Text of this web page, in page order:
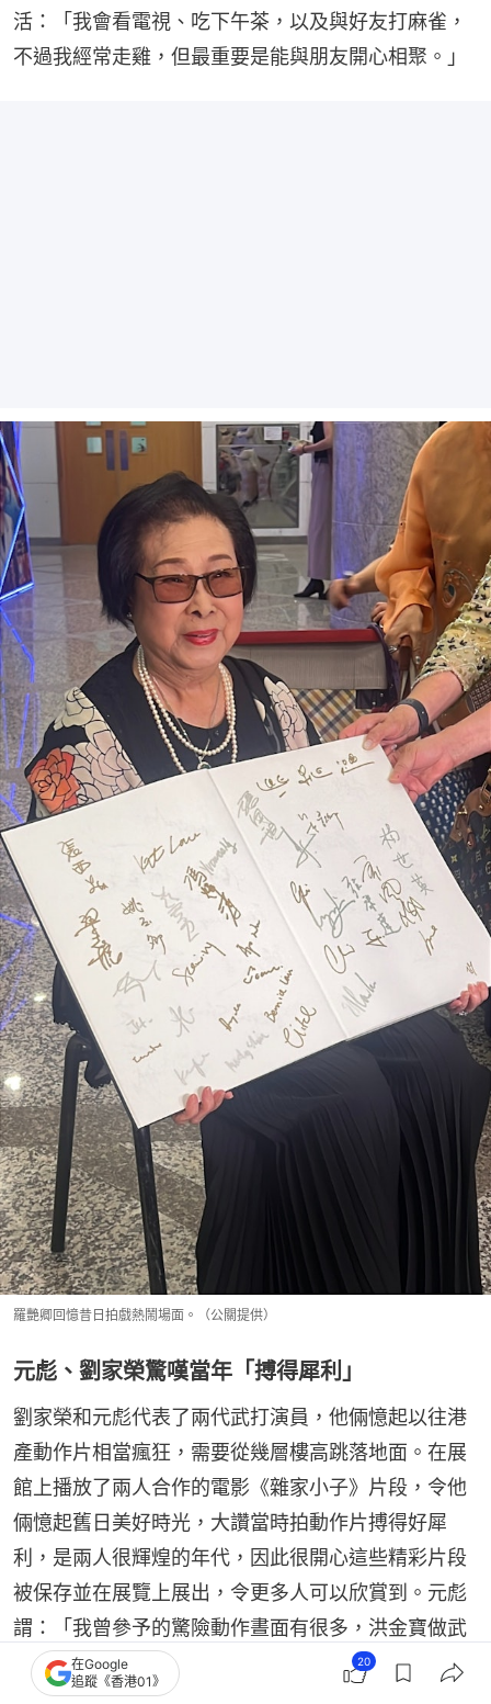
活：「我會看電視、吃下午茶，以及與好友打麻雀，
不過我經常走雞，但最重要是能與朋友開心相聚。」
羅艷卿回憶昔日拍戲熱鬧場面。（公關提供）
元彪、劉家榮驚嘆當年「搏得犀利」
劉家榮和元彪代表了兩代武打演員，他倆憶起以往港
產動作片相當瘋狂，需要從幾層樓高跳落地面。在展
館上播放了兩人合作的電影《雜家小子》片段，令他
倆憶起舊日美好時光，大讚當時拍動作片搏得好犀
利，是兩人很輝煌的年代，因此很開心這些精彩片段
被保存並在展覽上展出，令更多人可以欣賞到。元彪
謂：「我曾參予的驚險動作晝面有很多，洪金寶做武
指，我和成龍做武師，如果要由2樓跳下來佢唔得就
我跳，我唔得就佢跳，好多經驗都係當時學到。」最
在Google
追蹤《香港01》
20